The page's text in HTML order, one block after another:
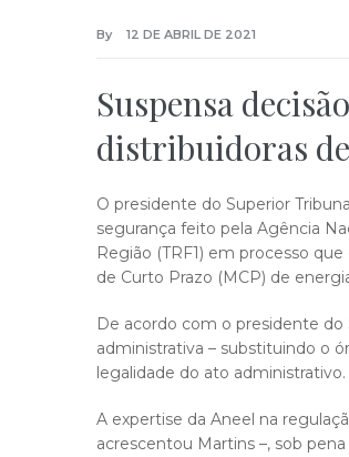
By 12 DE ABRIL DE 2021
Suspensa
distribuidoras
​O presidente do Superior
segurança feito pela Agência
Região (TRF1) em processo
de Curto Prazo (MCP) de
De acordo com o presidente do
administrativa – substituindo o
legalidade do ato administrativo.
A expertise da Aneel na
acrescentou Martins –, sob